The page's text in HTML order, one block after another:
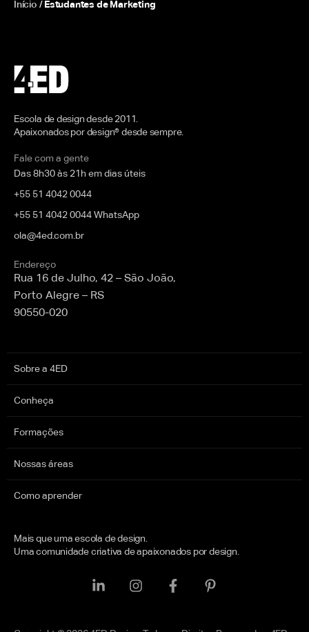
Início /Estudantes de Marketing
Escola de design desde 2011.
Apaixonados por design® desde sempre.
Fale com a gente
Das 8h30 às 21h em dias úteis
+55 51 4042 0044
+55 51 4042 0044 WhatsApp
ola@4ed.com.br
Endereço
Rua 16 de Julho, 42 – São João,
Porto Alegre – RS
90550-020
Sobre a 4ED
Conheça
Formações
Nossas áreas
Como aprender
Mais que uma escola de design.
Uma comunidade criativa de apaixonados por design.